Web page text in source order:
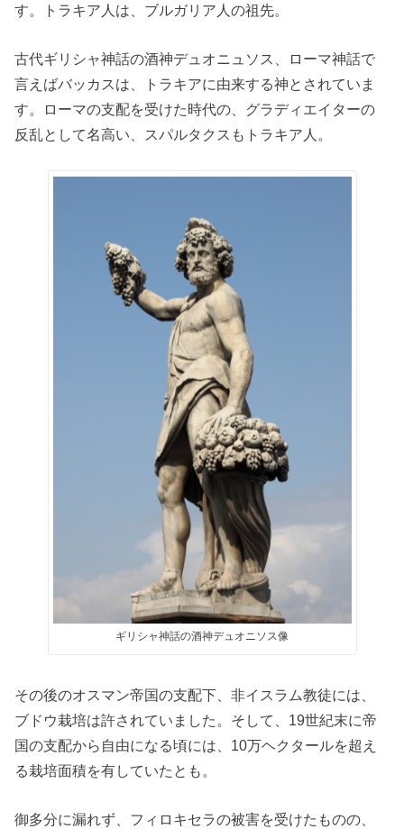
す。トラキア人は、ブルガリア人の祖先。
古代ギリシャ神話の酒神デュオニュソス、ローマ神話で
言えばバッカスは、トラキアに由来する神とされていま
す。ローマの支配を受けた時代の、グラディエイターの
反乱として名高い、スパルタクスもトラキア人。
ギリシャ神話の酒神デュオニソス像
その後のオスマン帝国の支配下、非イスラム教徒には、
ブドウ栽培は許されていました。そして、19世紀末に帝
国の支配から自由になる頃には、10万ヘクタールを超え
る栽培面積を有していたとも。
御多分に漏れず、フィロキセラの被害を受けたものの、